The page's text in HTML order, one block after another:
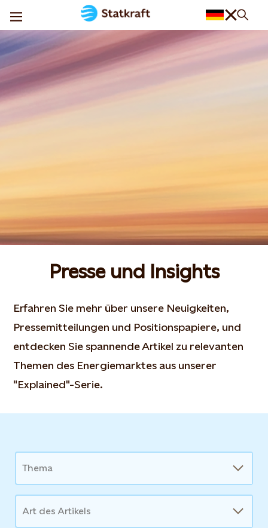
Presse und Insights
Erfahren Sie mehr über unsere Neuigkeiten,
Pressemitteilungen und Positionspapiere, und
entdecken Sie spannende Artikel zu relevanten
Themen des Energiemarktes aus unserer
"Explained"-Serie.
News
Thema
Art des Artikels